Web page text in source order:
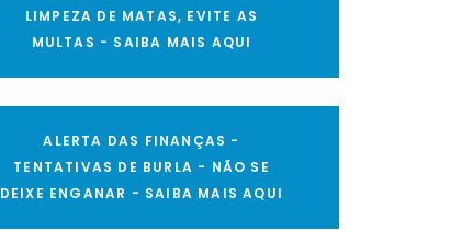
LIMPEZA DE MATAS, EVITE AS
MULTAS - SAIBA MAIS AQUI
ALERTA DAS FINANÇAS -
TENTATIVAS DE BURLA - NÃO SE
DEIXE ENGANAR - SAIBA MAIS AQUI